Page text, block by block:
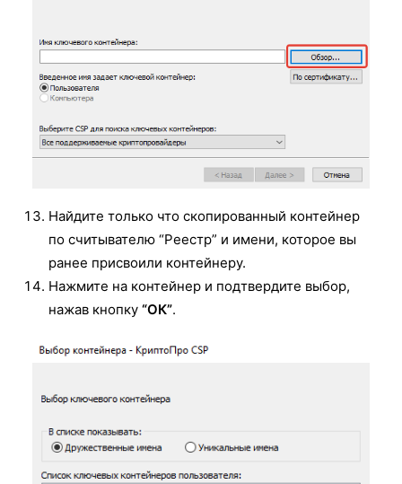
Найдите только что скопированный контейнер
по считывателю “Реестр” и имени, которое вы
ранее присвоили контейнеру.
Нажмите на контейнер и подтвердите выбор,
нажав кнопку “ОК”.